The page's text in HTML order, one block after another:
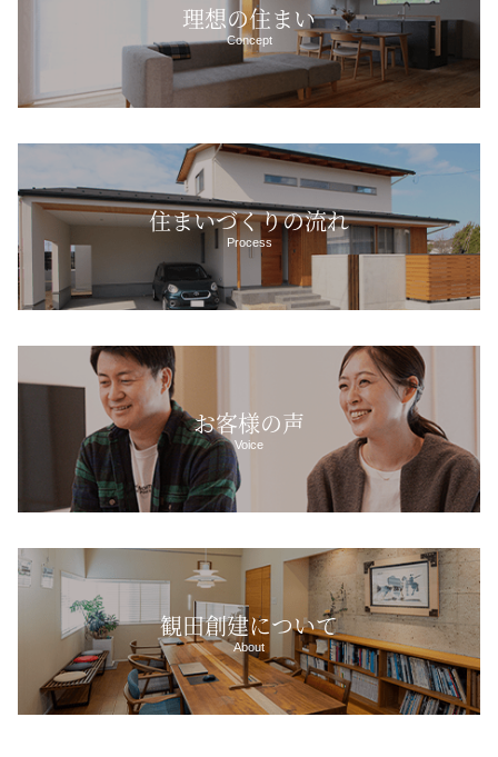
理想の住まい
Concept
住まいづくりの流れ
Process
お客様の声
Voice
観田創建について
About